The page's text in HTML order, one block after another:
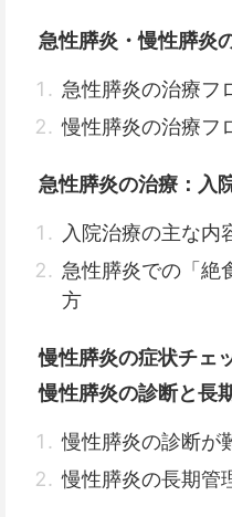
急性膵炎・慢性膵炎
急性膵炎の治療フ
慢性膵炎の治療フ
急性膵炎の治療：入
入院治療の主な内
急性膵炎での「絶
方
慢性膵炎の症状チェ
慢性膵炎の診断と長
慢性膵炎の診断が
慢性膵炎の長期管